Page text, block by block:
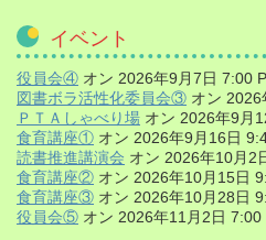
イベント
役員会④ オン 2026年9月7日 7:00
図書ボラ活性化委員会③ オン
ＰＴＡしゃべり場 オン 2026年9月
食育講座① オン 2026年9月16日
読書推進講演会 オン 2026年10月2
食育講座② オン 2026年10月15日
食育講座③ オン 2026年10月28日
役員会⑤ オン 2026年11月2日 7:00